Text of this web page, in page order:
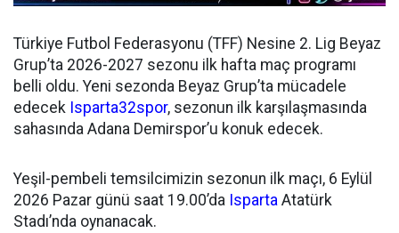
Türkiye Futbol Federasyonu (TFF) Nesine 2. Lig Beyaz
Grup’ta 2026-2027 sezonu ilk hafta maç programı
belli oldu. Yeni sezonda Beyaz Grup’ta mücadele
edecek Isparta32spor, sezonun ilk karşılaşmasında
sahasında Adana Demirspor’u konuk edecek.
Yeşil-pembeli temsilcimizin sezonun ilk maçı, 6 Eylül
2026 Pazar günü saat 19.00’da Isparta Atatürk
Stadı’nda oynanacak.